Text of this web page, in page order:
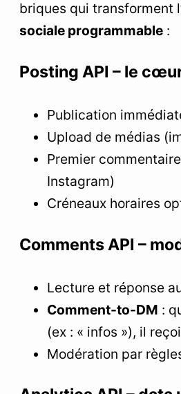
briques qui transforment
sociale programmable :
Posting API – le
Publication
Upload de médias
Premier
Instagram)
Créneaux horaires
Comments API –
Lecture et réponse
Comment-to-DM :
(ex : « infos »), il
Modération par